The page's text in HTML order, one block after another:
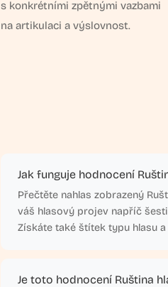
s konkrétními zpětnými vazbami
na artikulaci a výslovnost.
Jak funguje hodnocení
Přečtěte nahlas zobrazený
váš hlasový projev napříč
Získáte také štítek typu hlasu
Je toto hodnocení Ruština